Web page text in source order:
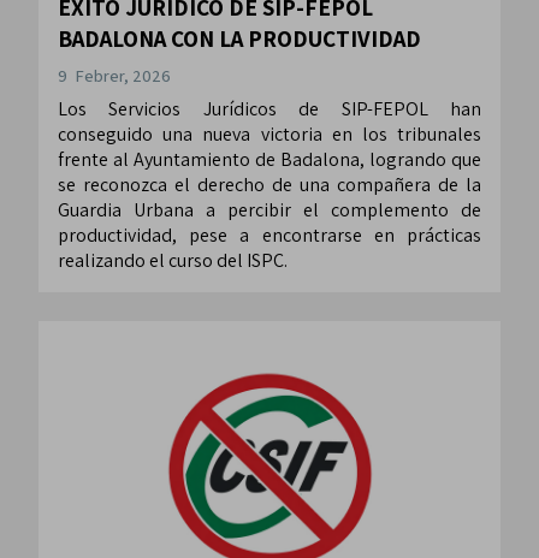
ÉXITO JURÍDICO DE SIP-FEPOL
BADALONA CON LA PRODUCTIVIDAD
9 Febrer, 2026
Los Servicios Jurídicos de SIP-FEPOL han
conseguido una nueva victoria en los tribunales
frente al Ayuntamiento de Badalona, logrando que
se reconozca el derecho de una compañera de la
Guardia Urbana a percibir el complemento de
productividad, pese a encontrarse en prácticas
realizando el curso del ISPC.